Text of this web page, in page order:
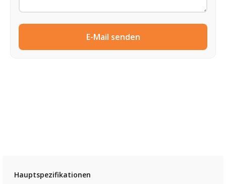
E-Mail senden
Hauptspezifikationen